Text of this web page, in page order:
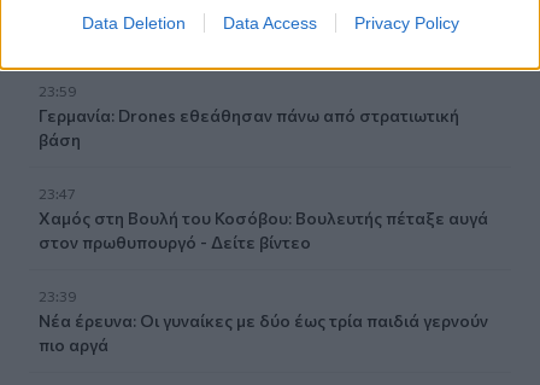
Data Deletion Data Access Privacy Policy
Ρούχα και αξεσουάρ από την ταινία «The Devil Wears
Prada 2» πωλούνται σε δημοπρασία
23:59
Γερμανία: Drones εθεάθησαν πάνω από στρατιωτική
βάση
23:47
Χαμός στη Βουλή του Κοσόβου: Βουλευτής πέταξε αυγά
στον πρωθυπουργό - Δείτε βίντεο
23:39
Νέα έρευνα: Οι γυναίκες με δύο έως τρία παιδιά γερνούν
πιο αργά